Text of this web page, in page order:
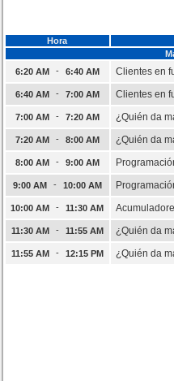
Hora
6:20 AM
- 6:40 AM Clientes en
6:40 AM - 7:00 AM Clientes en
7:00 AM - 7:20 AM ¿Quién da
7:20 AM - 8:00 AM ¿Quién da
8:00 AM - 9:00 AM
9:00 AM - 10:00 AM
10:00 AM - 11:30 AM
11:30 AM - 11:55 AM ¿Quién da
11:55 AM - 12:15 PM ¿Quién da